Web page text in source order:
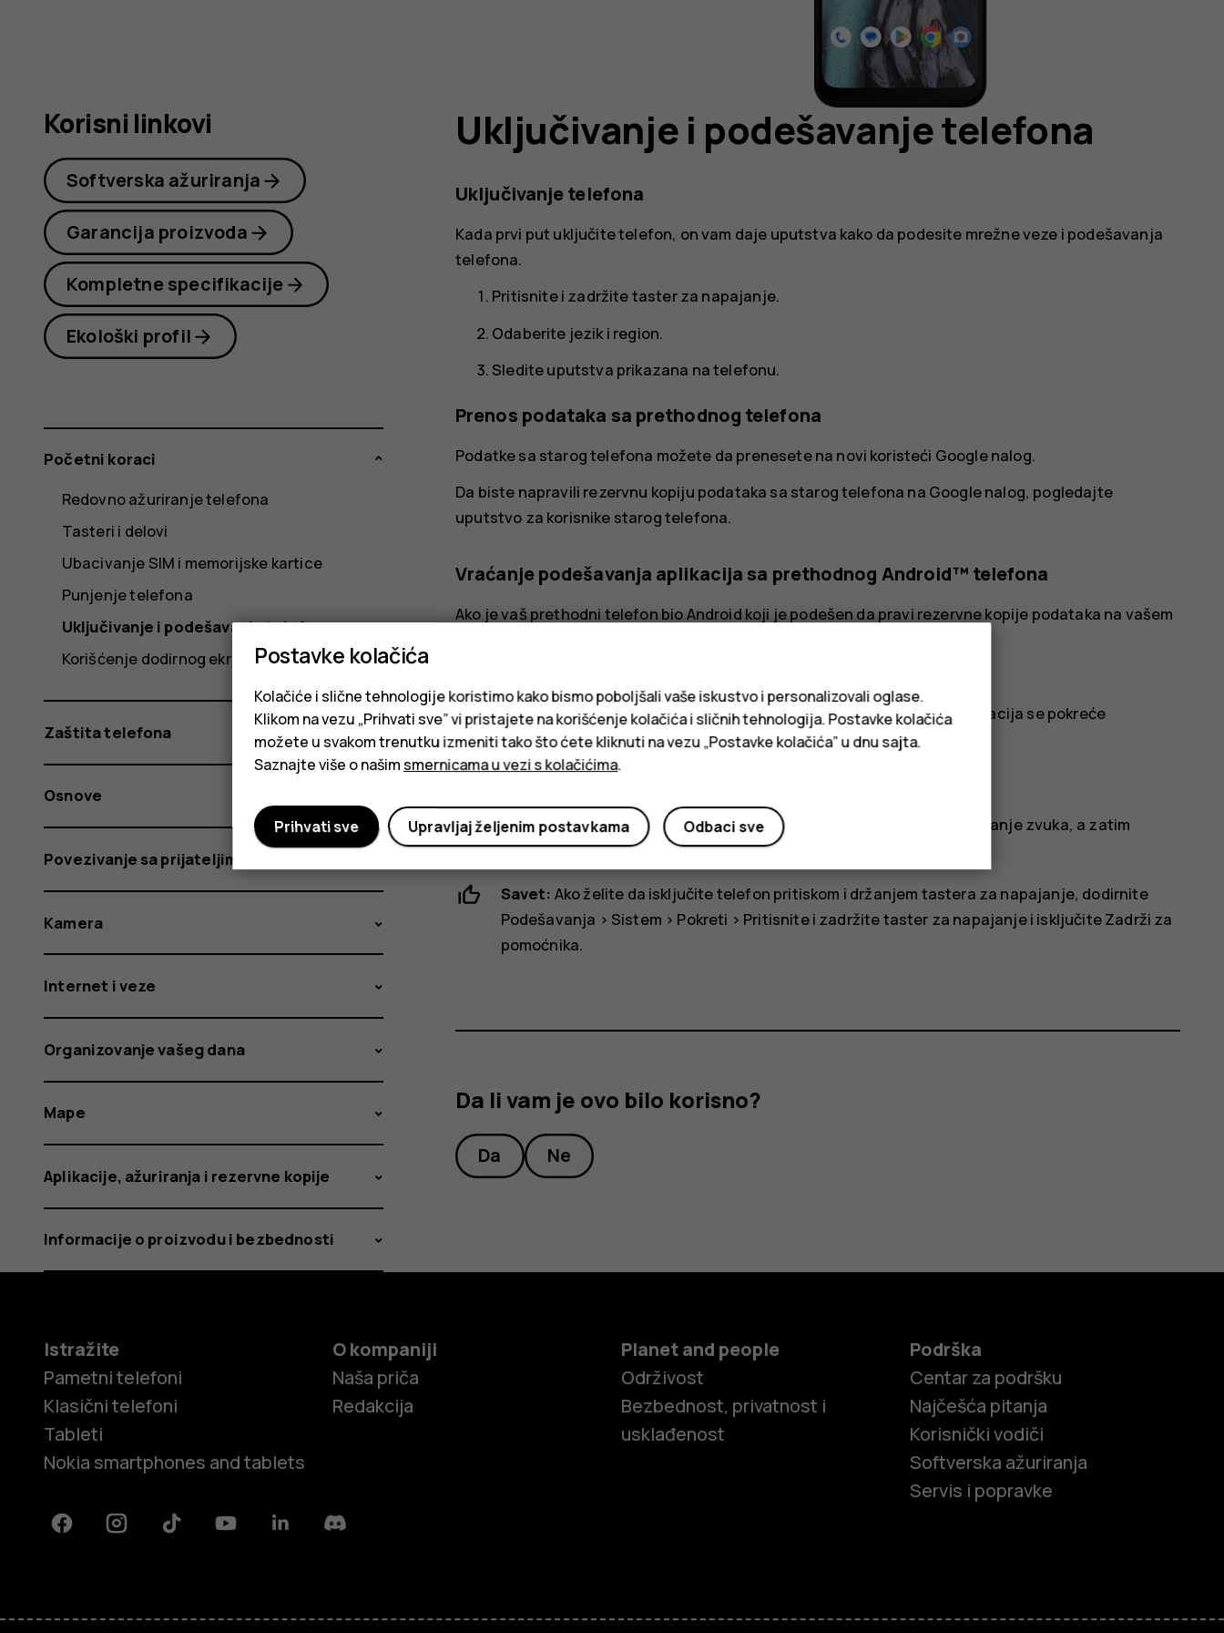
C22 Uključivanje i podešavanje telefona
Uključivanje telefona
Kada prvi put uključite telefon, on vam daje uputstva kako da podesite mrežne veze i podešavanja
telefona.
Pritisnite i zadržite taster za napajanje.
Odaberite jezik i region.
Sledite uputstva prikazana na telefonu.
Prenos podataka sa prethodnog telefona
Podatke sa starog telefona možete da prenesete na novi koristeći Google nalog.
Da biste napravili rezervnu kopiju podataka sa starog telefona na Google nalog, pogledajte
uputstvo za korisnike starog telefona.
Vraćanje podešavanja aplikacija sa prethodnog Android™ telefona
Ako je vaš prethodni telefon bio Android koji je podešen da pravi rezervne kopije podataka na vašem
Izaberite koje podatke želite da vratite na novom telefonu. Sinhronizacija se pokreće
automatski kada se telefon poveže na internet.
Da biste isključili telefon, pritisnite taster za napajanje i taster za pojačavanje zvuka, a zatim
izaberiteIsključivanje.
Savet: Ako želite da isključite telefon pritiskom i držanjem tastera za napajanje, dodirnite
Podešavanja > Sistem > Pokreti > Pritisnite i zadržite taster za napajanjei isključiteZadrži za
pomoćnika.
Da li vam je ovo bilo korisno?
Da Ne
Korisni linkovi
Softverska ažuriranja
Garancija proizvoda
Kompletne specifikacije
Ekološki profil
Početni koraci
Redovno ažuriranje telefona
Tasteri i delovi
Ubacivanje SIM i memorijske kartice
Punjenje telefona
Uključivanje i podešavanje telefona
Korišćenje dodirnog ekrana
Zaštita telefona
Osnove
Povezivanje sa prijateljima i porodicom
Kamera
Internet i veze
Organizovanje vašeg dana
Mape
Aplikacije, ažuriranja i rezervne kopije
Informacije o proizvodu i bezbednosti
Istražite
Pametni telefoni
Klasični telefoni
Tableti
Nokia smartphones and tablets
O kompaniji
Naša priča
Redakcija
Planet and people
Održivost
Bezbednost, privatnost i
usklađenost
Podrška
Centar za podršku
Najčešća pitanja
Korisnički vodiči
Softverska ažuriranja
Servis i popravke
FacebookInstagramTiktok YoutubeLinkedinDiscord
Postavke kolačića
Kolačiće i slične tehnologije koristimo kako bismo poboljšali vaše iskustvo i personalizovali oglase.
Klikom na vezu „Prihvati sve” vi pristajete na korišćenje kolačića i sličnih tehnologija. Postavke kolačića
možete u svakom trenutku izmeniti tako što ćete kliknuti na vezu „Postavke kolačića” u dnu sajta.
Saznajte više o našimsmernicama u vezi s kolačićima.
Odbaci sve
Upravljaj željenim postavkama
Prihvati sve